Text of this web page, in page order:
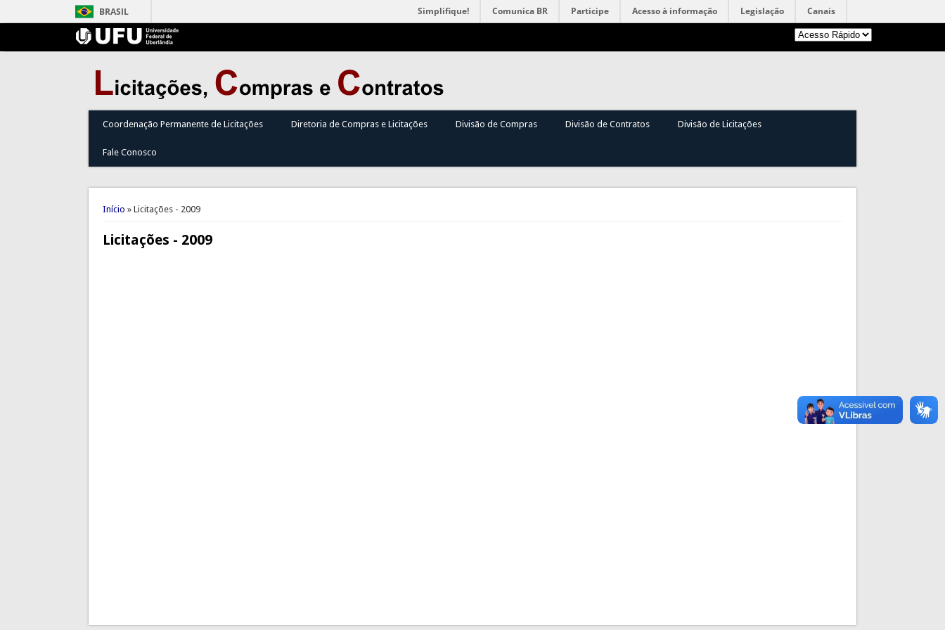
BRASIL Simplifique! Comunica BR Participe Acesso à informação Legislação Canais
Coordenação Permanente de Licitações Diretoria de Compras e Licitações Divisão de Compras Divisão de Contratos Divisão de Licitações
Fale Conosco
Você está aqui
Início » Licitações - 2009
Licitações - 2009